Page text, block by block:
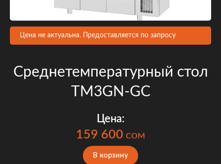
Цена не актуальна. Предоставляется по запросу
Среднетемпературный стол
TM3GN-GC
Цена:
159 600 COM
В корзину